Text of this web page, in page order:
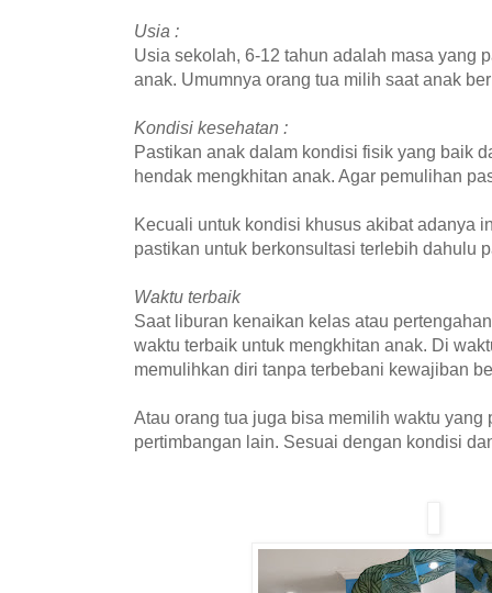
Usia :
Usia sekolah, 6-12 tahun adalah masa yang
anak. Umumnya orang tua milih saat anak
Kondisi kesehatan :
Pastikan anak dalam kondisi fisik yang baik
hendak mengkhitan anak. Agar pemulihan
Kecuali untuk kondisi khusus akibat adanya
pastikan untuk berkonsultasi terlebih dahulu
Waktu terbaik
Saat liburan kenaikan kelas atau
waktu terbaik untuk mengkhitan anak. Di
memulihkan diri tanpa terbebani kewajiban
Atau orang tua juga bisa memilih waktu yang
pertimbangan lain. Sesuai dengan kondisi